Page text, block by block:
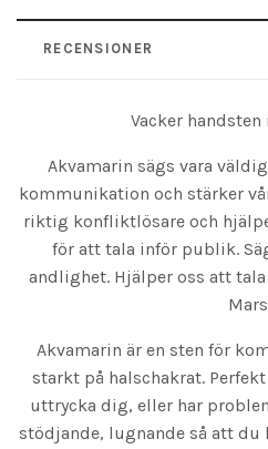
RECENSIONER
Vacker
Akvamarin sägs vara
kommunikation och stärker
riktig konfliktlösare och
för att tala inför publik.
andlighet. Hjälper oss att
Mars
Akvamarin är en sten för
starkt på halschakrat.
uttrycka dig, eller har
stödjande, lugnande så att du